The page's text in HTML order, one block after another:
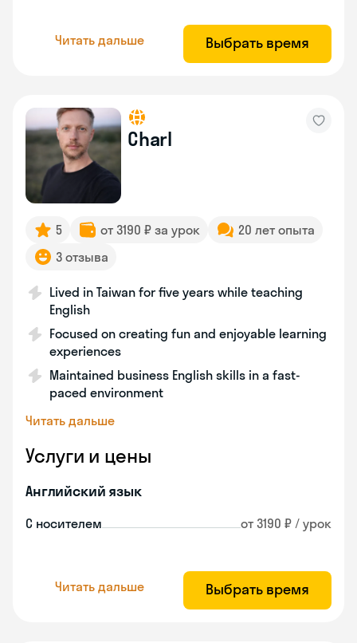
Читать дальше Выбрать время
Charl
5 от 3190 ₽ за урок
20 лет опыта
3 отзыва
Lived in Taiwan for five years while teaching
English
Focused on creating fun and enjoyable learning
experiences
Maintained business English skills in a fast-
paced environment
Читать дальше
Услуги и цены
Английский язык
С носителем от 3190 ₽ / урок
Читать дальше Выбрать время